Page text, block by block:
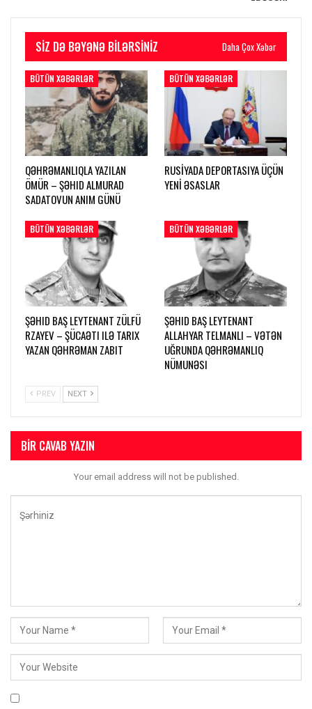
SIZ DƏ BƏYƏNƏ BILƏRSINIZ Daha Çox Xəbər
BÜTÜN XƏBƏRLƏR
QƏHRƏMANLIQLA YAZILAN
ÖMÜR – ŞƏHID ALMURAD
SADATOVUN ANIM GÜNÜ
BÜTÜN XƏBƏRLƏR
RUSİYADA DEPORTASIYA ÜÇÜN
YENİ ƏSASLAR
BÜTÜN XƏBƏRLƏR
ŞƏHID BAŞ LEYTENANT ZÜLFÜ
RZAYEV – ŞÜCAƏTI ILƏ TARIX
YAZAN QƏHRƏMAN ZABIT
BÜTÜN XƏBƏRLƏR
ŞƏHID BAŞ LEYTENANT
ALLAHYAR TELMANLI – VƏTƏN
UĞRUNDA QƏHRƏMANLIQ
NÜMUNƏSI
PREV NEXT
BIR CAVAB YAZIN
Your email address will not be published.